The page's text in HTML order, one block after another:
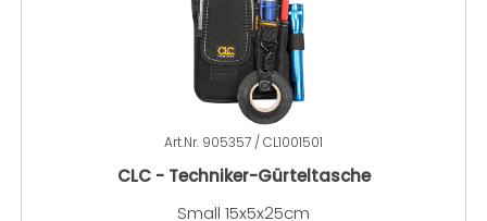
Art.Nr. 905357 / CL1001501
CLC - Techniker-Gürteltasche
Small 15x5x25cm